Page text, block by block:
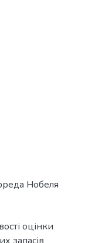
Нобеля
оцінки